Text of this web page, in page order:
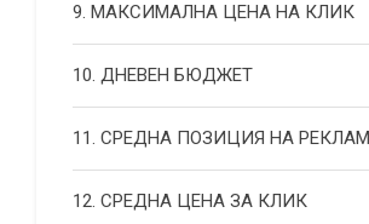
9. МАКСИМАЛНА ЦЕНА НА КЛИК
10. ДНЕВЕН БЮДЖЕТ
11. СРЕДНА ПОЗИЦИЯ НА
12. СРЕДНА ЦЕНА ЗА КЛИК